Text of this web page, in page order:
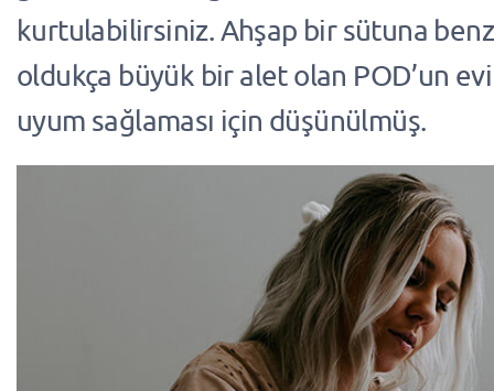
kurtulabilirsiniz. Ahşap bir sütuna
oldukça büyük bir alet olan POD’un
uyum sağlaması için düşünülmüş.